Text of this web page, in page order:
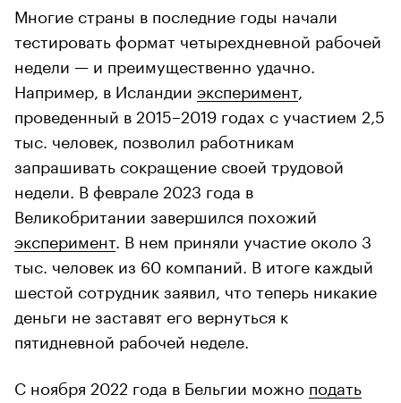
Многие страны в последние годы начали
тестировать формат четырехдневной рабочей
недели — и преимущественно удачно.
Например, в Исландии эксперимент,
проведенный в 2015–2019 годах с участием 2,5
тыс. человек, позволил работникам
запрашивать сокращение своей трудовой
недели. В феврале 2023 года в
Великобритании завершился похожий
эксперимент. В нем приняли участие около 3
тыс. человек из 60 компаний. В итоге каждый
шестой сотрудник заявил, что теперь никакие
деньги не заставят его вернуться к
пятидневной рабочей неделе.
С ноября 2022 года в Бельгии можно подать